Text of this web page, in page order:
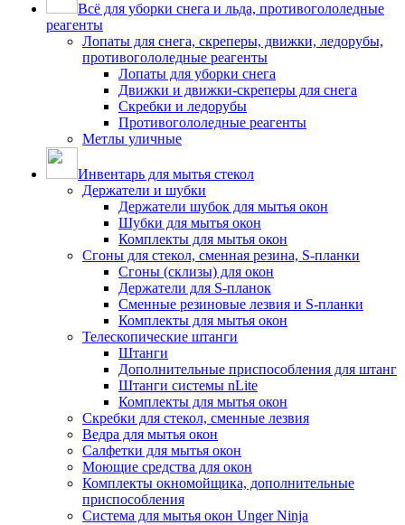
Всё для уборки снега и льда, противогололедные
реагенты
Лопаты для снега, скреперы, движки, ледорубы,
противогололедные реагенты
Лопаты для уборки снега
Движки и движки-скреперы для снега
Скребки и ледорубы
Противогололедные реагенты
Метлы уличные
Инвентарь для мытья стекол
Держатели и шубки
Держатели шубок для мытья окон
Шубки для мытья окон
Комплекты для мытья окон
Сгоны для стекол, сменная резина, S-планки
Сгоны (склизы) для окон
Держатели для S-планок
Сменные резиновые лезвия и S-планки
Комплекты для мытья окон
Телескопические штанги
Штанги
Дополнительные приспособления для штанг
Штанги системы nLite
Комплекты для мытья окон
Скребки для стекол, сменные лезвия
Ведра для мытья окон
Салфетки для мытья окон
Моющие средства для окон
Комплекты окномойщика, дополнительные
приспособления
Система для мытья окон Unger Ninja